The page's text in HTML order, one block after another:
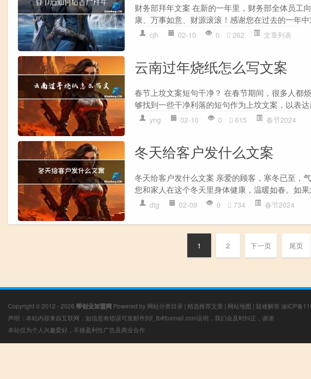
财务部拜年文案 在新的一年里，财务部全体员工
康、万事如意、财源滚滚！感谢您在过去的一年
cjh 02-10 0 262 文章列表
云南过年烧纸怎么写文案
春节上坟文案短句干净？ 在春节期间，很多人都
够找到一些干净利落的短句作为上坟文案，以表
yng 02-10 0 615 春节2024
冬天给客户发什么文案
冬天给客户发什么文案 亲爱的顾客，寒冬已至，
您和家人在这个冬天里身体健康，温暖如春。如
dtg 02-09 0 734 春节2024
1 2 下一页 尾页
Copyright © 2012 - 2026 帮创业加盟网 Powered by 网站分类目录 | 精选推荐文章 | 网站地图 | 疑难解答 渝ICP备
声明：本站内容来自互联网，如信息有错误可发邮件到f_fb#foxmail.com说明，我们会及时纠正，谢谢
本站仅为个人兴趣爱好，不接盈利性广告及商业合作